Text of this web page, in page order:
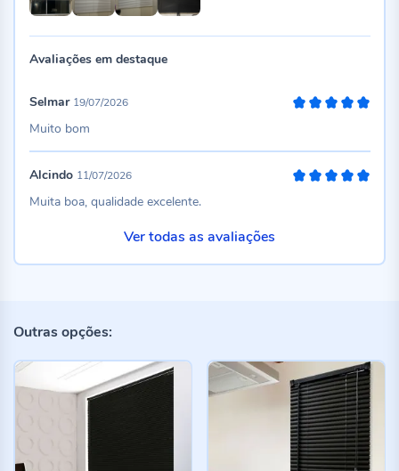
Avaliações em destaque
Selmar 19/07/2026
Muito bom
Alcindo 11/07/2026
Muita boa, qualidade excelente.
Ver todas as avaliações
Outras opções: